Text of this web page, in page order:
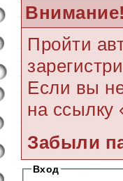
Пройти
Если вы
на ссылку
Забыли
Вход